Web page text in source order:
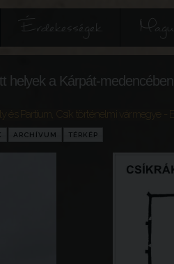
Érdekességek
helyek a Kárpát-medencében
és Partium Csík történelmi vármegye -
ARCHÍVUM TÉRKÉP